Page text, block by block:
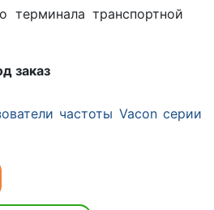
терминала транспортной
заказ
частоты Vacon серии